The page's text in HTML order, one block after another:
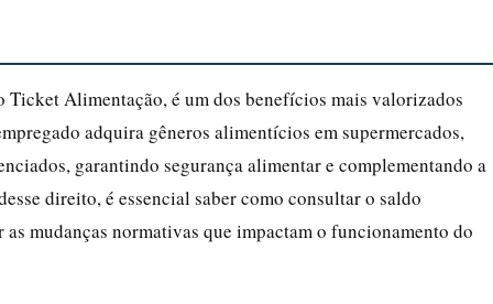
Alimentação, é um dos benefícios mais valorizados
adquira gêneros alimentícios em supermercados,
garantindo segurança alimentar e complementando a
direito, é essencial saber como consultar o saldo
mudanças normativas que impactam o funcionamento do